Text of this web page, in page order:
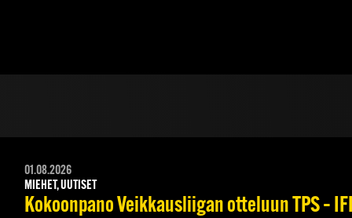
01.08.2026
MIEHET, UUTISET
Kokoonpano Veikkausliigan otteluun TPS –